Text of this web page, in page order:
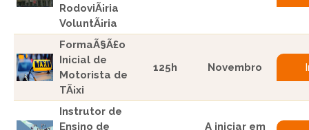
RodoviÃ¡ria
VoluntÃ¡ria
FormaÃ§Ã£o
Inicial de
Motorista de
TÃ¡xi
125h Novembro
Instrutor de
Ensino de
A iniciar em